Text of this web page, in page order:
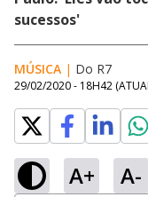
sucessos'
MÚSICA | Do R7
29/02/2020 - 18H42
A+ A-